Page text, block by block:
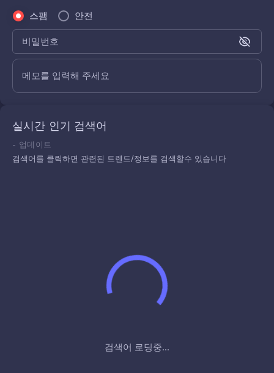
스팸 안전
비밀번호
메모를 입력해 주세요
실시간 인기 검색어
- 업데이트
검색어를 클릭하면 관련된 트렌드/정보를 검색할수 있습니다
검색어 로딩중...